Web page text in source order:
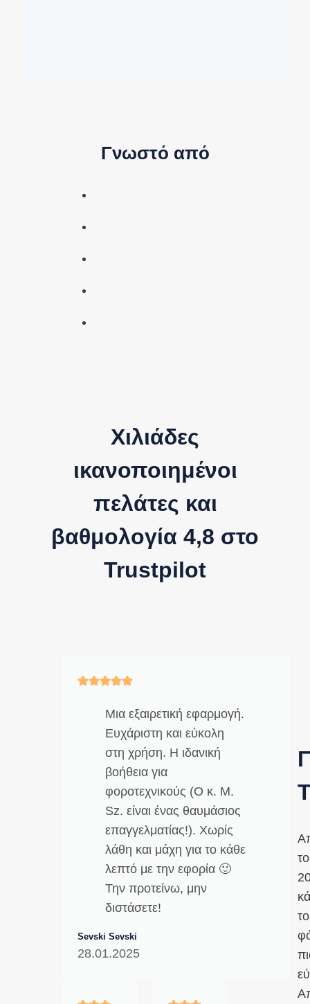
Γνωστό από
Χιλιάδες
ικανοποιημένοι
πελάτες και
βαθμολογία 4,8 στο
Trustpilot
Μια εξαιρετική εφαρμογή.
Ευχάριστη και εύκολη
στη χρήση. Η ιδανική
βοήθεια για
φοροτεχνικούς (Ο κ. M.
Sz. είναι ένας θαυμάσιος
επαγγελματίας!). Χωρίς
λάθη και μάχη για το κάθε
λεπτό με την εφορία 🙂
Την προτείνω, μην
διστάσετε!
Sevski Sevski
28.01.2025
το